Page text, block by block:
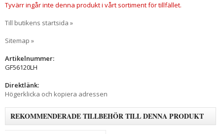
Tyvärr ingår inte denna produkt i vårt sortiment för tillfället.
Till butikens startsida »
Sitemap »
Artikelnummer:
GF56120LH
Direktlänk:
Högerklicka och kopiera adressen
REKOMMENDERADE TILLBEHÖR TILL DENNA PRODUKT